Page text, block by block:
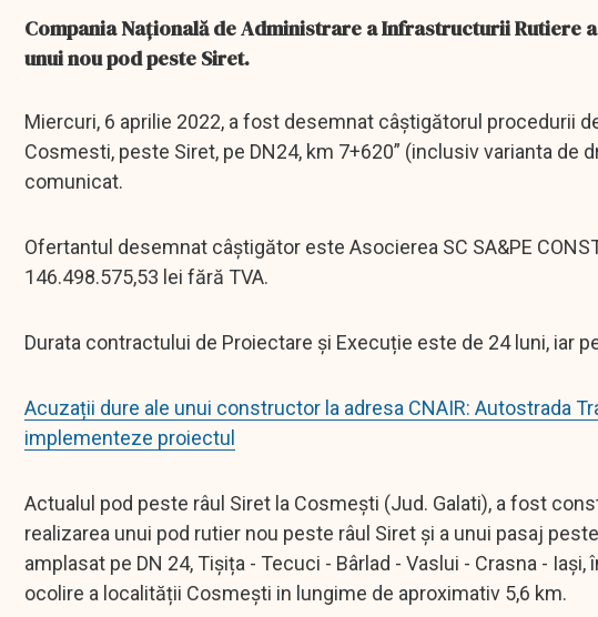
Compania Națională de Administrare a Infrastructurii
unui nou pod peste Siret.
Miercuri, 6 aprilie 2022, a fost desemnat câștigătorul procedurii
Cosmesti, peste Siret, pe DN24, km 7+620” (inclusiv varianta de
comunicat.
Ofertantul desemnat câștigător este Asocierea SC SA&PE
146.498.575,53 lei fără TVA.
Durata contractului de Proiectare și Execuție este de 24 luni, iar
Acuzații dure ale unui constructor la adresa CNAIR: Autostrada
implementeze proiectul
Actualul pod peste râul Siret la Cosmești (Jud. Galati), a fost
realizarea unui pod rutier nou peste râul Siret și a unui pasaj
amplasat pe DN 24, Tișița - Tecuci - Bârlad - Vaslui - Crasna -
ocolire a localității Cosmești in lungime de aproximativ 5,6 km.